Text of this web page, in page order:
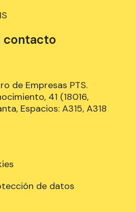
contacto
de Empresas PTS.
41 (18016,
Espacios: A315, A318
de datos